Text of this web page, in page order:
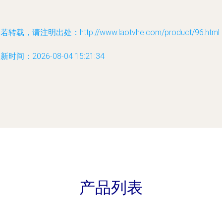
转载，请注明出处：http://www.laotvhe.com/product/96.html
时间：2026-08-04 15:21:34
产品列表